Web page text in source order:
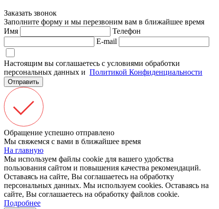
Заказать звонок
Заполните форму и мы перезвоним вам в ближайшее время
Имя
Телефон
E-mail
Настоящим вы соглашаетесь с условиями обработки
персональных данных и Политикой Конфиденциальности
Отправить
Обращение успешно отправлено
Мы свяжемся с вами в ближайшее время
На главную
Мы используем файлы cookie для вашего удобства
пользования сайтом и повышения качества рекомендаций.
Оставаясь на сайте, Вы соглашаетесь на обработку
персональных данных. Мы используем cookies. Оставаясь на
сайте, Вы соглашаетесь на обработку файлов cookie.
Подробнее